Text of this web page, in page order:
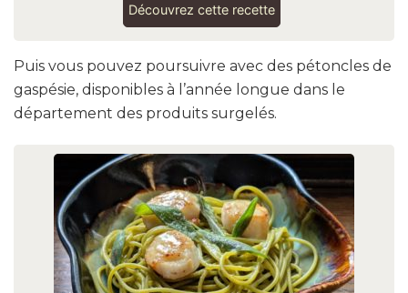
Découvrez cette recette
Puis vous pouvez poursuivre avec des pétoncles de
gaspésie, disponibles à l’année longue dans le
département des produits surgelés.